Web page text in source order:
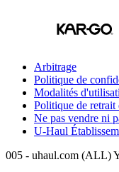
Arbitrage
Politique de
Modalités
Politique de retrait
Ne pas vendre ni
U-Haul
005 - uhaul.com (ALL)